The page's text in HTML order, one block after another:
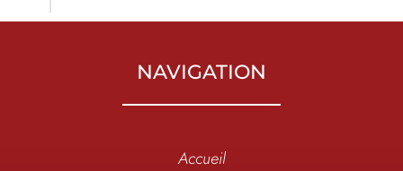
NAVIGATION
Accueil